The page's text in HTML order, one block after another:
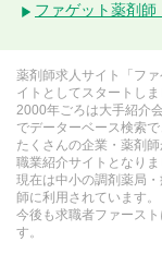
ファゲット薬剤師
薬剤師求人サイト「フ
イトとしてスタートしま
2000年ごろは大手紹介
でデーターベース検索
たくさんの企業・薬剤
職業紹介サイトとなりま
現在は中小の調剤薬局
師に利用されています。
今後も求職者ファース
す。